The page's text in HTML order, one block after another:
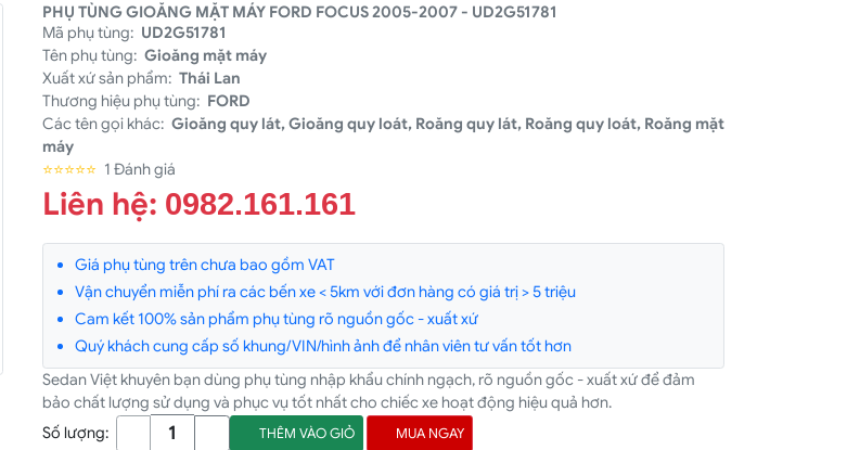
PHỤ TÙNG GIOĂNG MẶT MÁY FORD FOCUS 2005-2007 - UD2G51781
Mã phụ tùng: UD2G51781
Tên phụ tùng: Gioăng mặt máy
Xuất xứ sản phẩm: Thái Lan
Thương hiệu phụ tùng: FORD
Các tên gọi khác: Gioăng quy lát, Gioăng quy loát, Roăng quy lát, Roăng quy loát, Roăng mặt
máy
⭐⭐⭐⭐⭐ 1 Đánh giá
Liên hệ: 0982.161.161
Giá phụ tùng trên chưa bao gồm VAT
Vận chuyển miễn phí ra các bến xe < 5km với đơn hàng có giá trị > 5 triệu
Cam kết 100% sản phẩm phụ tùng rõ nguồn gốc - xuất xứ
Quý khách cung cấp số khung/VIN/hình ảnh để nhân viên tư vấn tốt hơn
Sedan Việt khuyên bạn dùng phụ tùng nhập khẩu chính ngạch, rõ nguồn gốc - xuất xứ để đảm
bảo chất lượng sử dụng và phục vụ tốt nhất cho chiếc xe hoạt động hiệu quả hơn.
Số lượng:
THÊM VÀO GIỎ MUA NGAY